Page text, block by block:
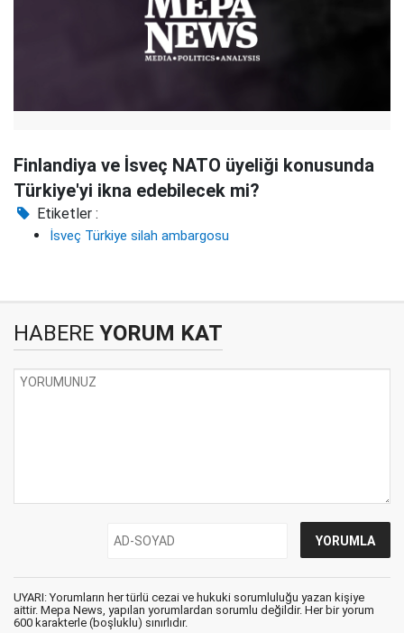
Finlandiya ve İsveç NATO üyeliği konusunda
Türkiye'yi ikna edebilecek mi?
Etiketler :
İsveç Türkiye silah ambargosu
HABERE YORUM KAT
UYARI: Yorumların her türlü cezai ve hukuki sorumluluğu yazan kişiye
aittir. Mepa News, yapılan yorumlardan sorumlu değildir. Her bir yorum
600 karakterle (boşluklu) sınırlıdır.